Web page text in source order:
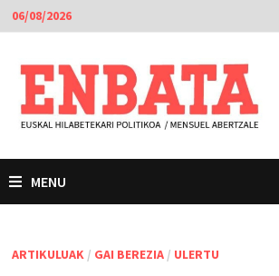
Skip
to
content
06/08/2026
MENU
ARTIKULUAK / GAI BEREZIA/ ULERTU